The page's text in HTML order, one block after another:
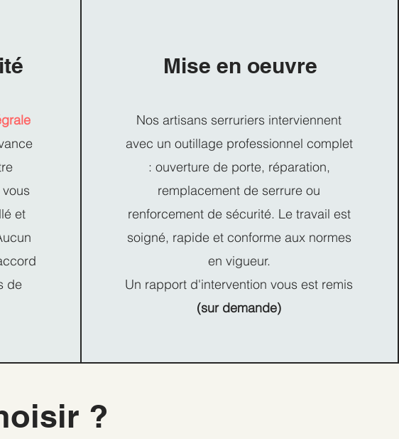
et
de
Mise en oeuvre
Nos artisans serruriers interviennent
avec un outillage professionnel complet
: ouverture de porte, réparation,
remplacement de serrure ou
renforcement de sécurité. Le travail est
soigné, rapide et conforme aux normes
en vigueur.
Un rapport d'intervention vous est remis
(sur demande)
?